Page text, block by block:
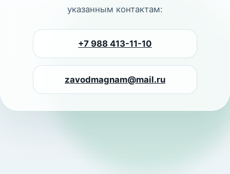
указанным контактам:
+7 988 413-11-10
zavodmagnam@mail.ru